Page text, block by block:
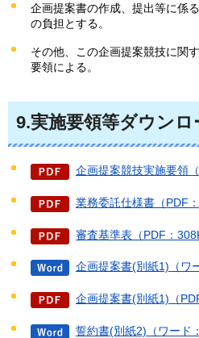
企画提案書の作成、提出等に係
の負担とする。
その他、この企画提案競技に関
要領による。
9.実施要領等ダウンロ
企画提案競技実施要領
業務委託仕様書（PDF：
審査基準表（PDF：
企画提案書(別紙1)（ワ
企画提案書(別紙1)（
誓約書(別紙2)（ワード